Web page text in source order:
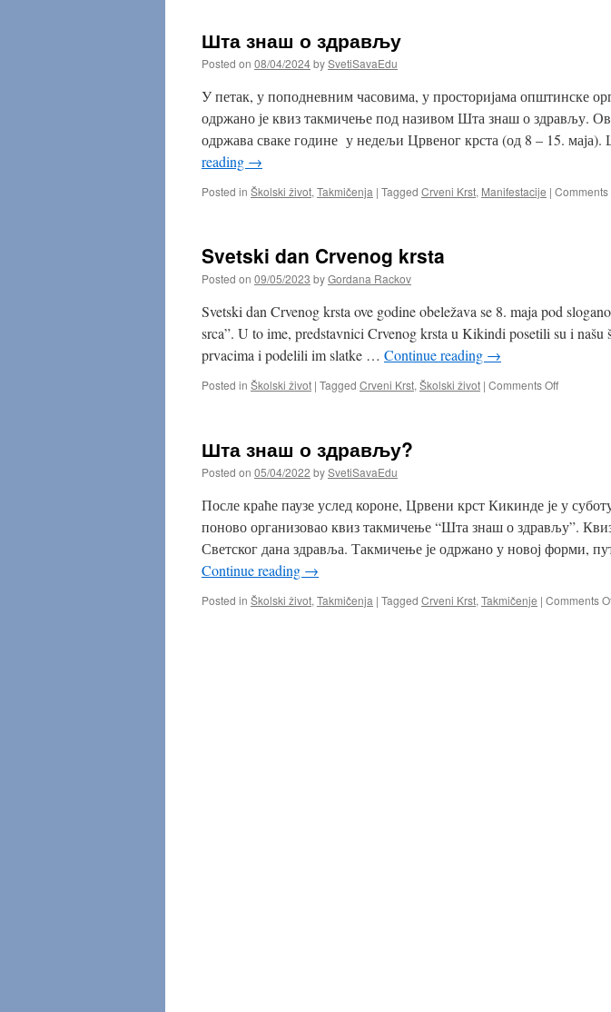
Шта знаш о здрављу
Posted on 08/04/2024bySvetiSavaEdu
У петак, у поподневним часовима, у просторијама општинске
одржано је квиз такмичење под називом Шта знаш о здрављу.
одржава сваке године у недељи Црвеног крста (од 8 – 15.
reading →
Posted in Školski život, Takmičenja | Tagged Crveni Krst, Manifestacije | Comments
Svetski dan Crvenog krsta
Posted on 09/05/2023 byGordana Rackov
Svetski dan Crvenog krsta ove godine obeležava se 8. maja pod
srca”. U to ime, predstavnici Crvenog krsta u Kikindi posetili su i našu
prvacima i podelili im slatke … Continue reading →
Posted in Školski život | Tagged Crveni Krst, Školski život | Comments Offon
Шта знаш о здрављу?
Posted on 05/04/2022 bySvetiSavaEdu
После краће паузе услед короне, Црвени крст Кикинде је у
поново организовао квиз такмичење “Шта знаш о здрављу”.
Светског дана здравља. Такмичење је одржано у новој форми,
Continue reading →
Posted in Školski život, Takmičenja | Tagged Crveni Krst, Takmičenje | Comments